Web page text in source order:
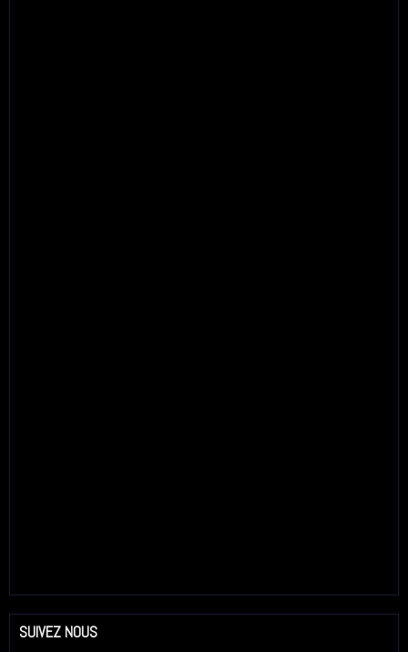
SUIVEZ NOUS